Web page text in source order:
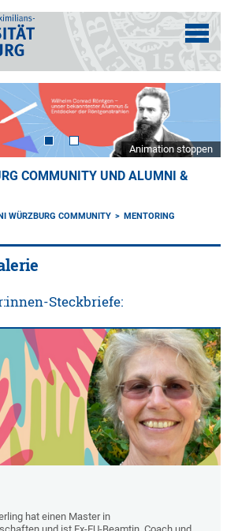
Animation stoppen
COMMUNITY UND ALUMNI &
WÜRZBURG COMMUNITY
MENTORING
Steckbriefe:
hat einen Master in